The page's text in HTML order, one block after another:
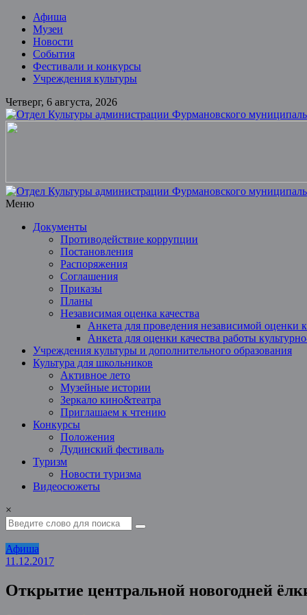
Skip
content
Афиша
Музеи
Новости
События
Фестивали и конкурсы
Учреждения культуры
Четверг, 6 августа, 2026
Фурмановского
муниципального
Муниципальное
учреждение
Меню
Документы
Противодействие коррупции
Постановления
Распоряжения
Соглашения
Приказы
Планы
Независимая оценка качества
Анкета для проведения независимой оценки
Анкета для оценки качества работы
Учреждения культуры и дополнительного образования
Культура для школьников
Активное лето
Музейные истории
Зеркало кино&театра
Приглашаем к чтению
Конкурсы
Положения
Дудинский фестиваль
Туризм
Новости туризма
Видеосюжеты
×
Афиша
11.12.2017
Открытие центральной новогодней